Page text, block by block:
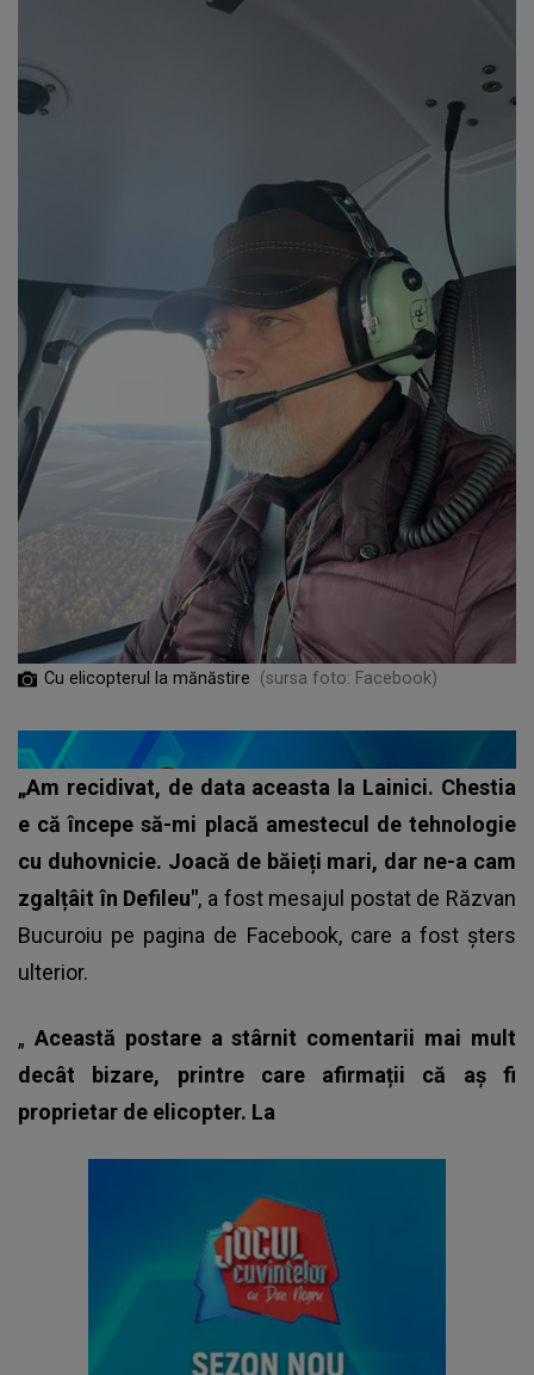
Cu elicopterul la mănăstire (sursa foto: Facebook)
„Am recidivat, de data aceasta la Lainici. Chestia
e că începe să-mi placă amestecul de tehnologie
cu duhovnicie. Joacă de băieți mari, dar ne-a cam
zgalțâit în Defileu", a fost mesajul postat de Răzvan
Bucuroiu pe pagina de Facebook, care a fost șters
ulterior.
„ Această postare a stârnit comentarii mai mult
decât bizare, printre care afirmații că aș fi
proprietar de elicopter. La